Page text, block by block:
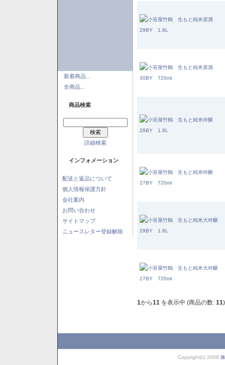
新着商品...
全商品...
商品検索
詳細検索
インフォメーション
配送と返品について
個人情報保護方針
会社案内
お問い合わせ
サイトマップ
ニュースレター登録解除
1から11 を表示中 (商品の数: 11)
Copyright(c) 2008